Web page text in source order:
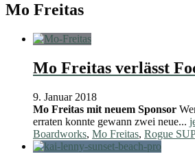
Mo Freitas
Mo Freitas verlässt
9. Januar 2018
Mo Freitas mit neuem Sponsor
erraten konnte gewann zwei neue...
Boardworks, Mo Freitas, Rogue SUP